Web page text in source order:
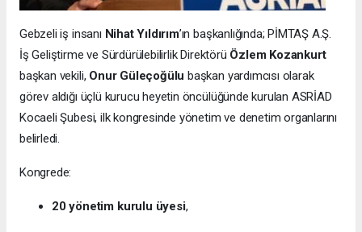
Gebzeli iş insanı Nihat Yıldırım’ın başkanlığında; PİMTAŞ A.Ş.
İş Geliştirme ve Sürdürülebilirlik Direktörü Özlem Kozankurt
başkan vekili, Onur Güleçoğülu başkan yardımcısı olarak
görev aldığı üçlü kurucu heyetin öncülüğünde kurulan ASRİAD
Kocaeli Şubesi, ilk kongresinde yönetim ve denetim organlarını
belirledi.
Kongrede:
20 yönetim kurulu üyesi,